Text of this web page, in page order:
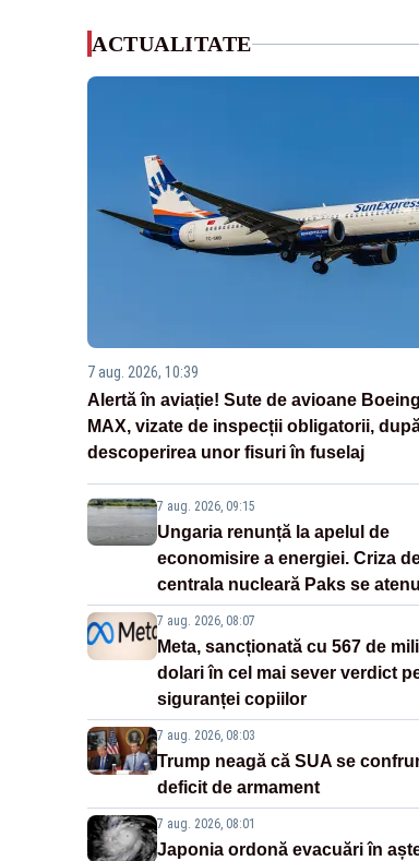
ACTUALITATE
7 aug. 2026, 10:39
Alertă în aviație! Sute de avioane
MAX, vizate de inspecții obligatorii,
descoperirea unor fisuri în fuselaj
7 aug. 2026, 09:15
Ungaria renunță la apelul de
economisire a energiei. Criza
centrala nucleară Paks se
7 aug. 2026, 08:07
Meta, sancționată cu 567 de
dolari în cel mai sever verdict
siguranței copiilor
7 aug. 2026, 08:03
Trump neagă că SUA se
deficit de armament
7 aug. 2026, 08:01
Japonia ordonă evacuări în